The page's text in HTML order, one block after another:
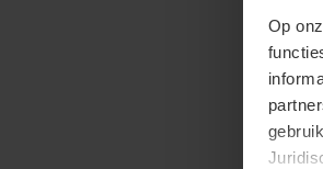
Op